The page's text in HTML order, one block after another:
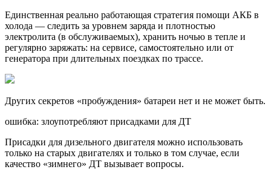
Единственная реально работающая стратегия помощи АКБ в
холода — следить за уровнем заряда и плотностью
электролита (в обслуживаемых), хранить ночью в тепле и
регулярно заряжать: на сервисе, самостоятельно или от
генератора при длительных поездках по трассе.
Других секретов «пробуждения» батареи нет и не может быть.
ошибка: злоупотребляют присадками для ДТ
Присадки для дизельного двигателя можно использовать
только на старых двигателях и только в том случае, если
качество «зимнего» ДТ вызывает вопросы.